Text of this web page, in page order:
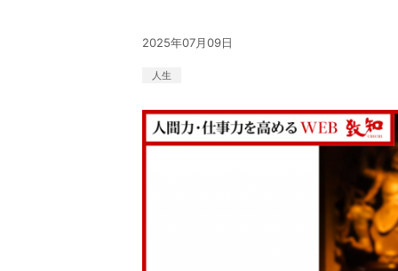
2025年07月09日
人生